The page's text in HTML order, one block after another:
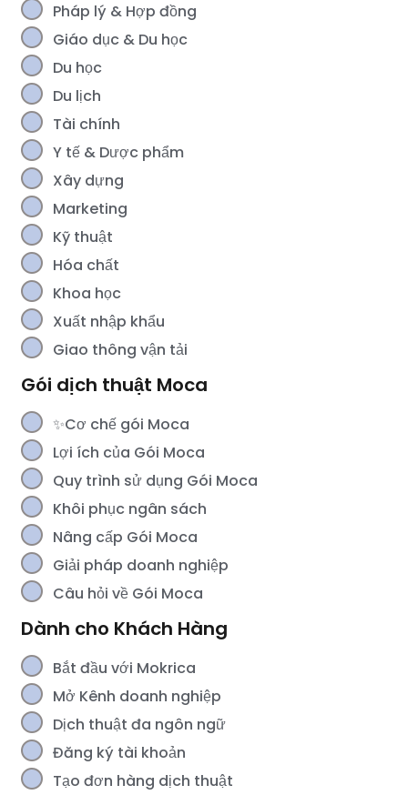
Pháp lý & Hợp đồng
Giáo dục & Du học
Du học
Du lịch
Tài chính
Y tế & Dược phẩm
Xây dựng
Marketing
Kỹ thuật
Hóa chất
Khoa học
Xuất nhập khẩu
Giao thông vận tải
Gói dịch thuật Moca
✨Cơ chế gói Moca
Lợi ích của Gói Moca
Quy trình sử dụng Gói Moca
Khôi phục ngân sách
Nâng cấp Gói Moca
Giải pháp doanh nghiệp
Câu hỏi về Gói Moca
Dành cho Khách Hàng
Bắt đầu với Mokrica
Mở Kênh doanh nghiệp
Dịch thuật đa ngôn ngữ
Đăng ký tài khoản
Tạo đơn hàng dịch thuật